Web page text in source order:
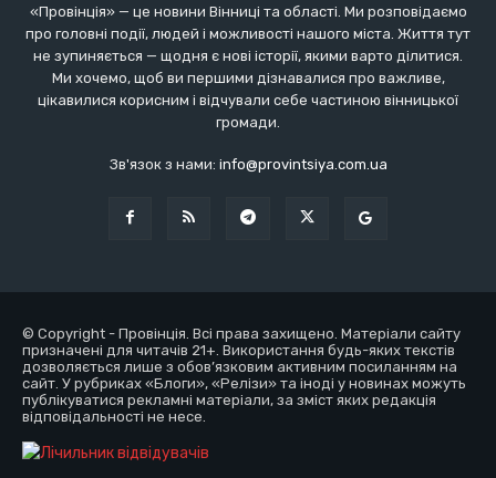
«Провінція» — це новини Вінниці та області. Ми розповідаємо
про головні події, людей і можливості нашого міста. Життя тут
не зупиняється — щодня є нові історії, якими варто ділитися.
Ми хочемо, щоб ви першими дізнавалися про важливе,
цікавилися корисним і відчували себе частиною вінницької
громади.
Зв'язок з нами: info@provintsiya.com.ua
© Copyright - Провінція. Всі права захищено. Матеріали сайту
призначені для читачів 21+. Використання будь-яких текстів
дозволяється лише з обов’язковим активним посиланням на
сайт. У рубриках «Блоги», «Релізи» та іноді у новинах можуть
публікуватися рекламні матеріали, за зміст яких редакція
відповідальності не несе.